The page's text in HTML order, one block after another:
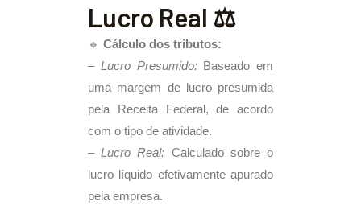
Lucro Real ⚖️
🔹 Cálculo dos tributos:
– Lucro Presumido:Baseado em
uma margem de lucro presumida
pela Receita Federal, de acordo
com o tipo de atividade.
–Lucro Real: Calculado sobre o
lucro líquido efetivamente apurado
pela empresa.